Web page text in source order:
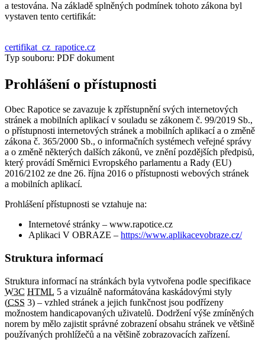
a testována. Na základě splněných podmínek tohoto zákona byl
vystaven tento certifikát:
certifikat_cz_rapotice.cz
Typ souboru: PDF dokument
Prohlášení o přístupnosti
Obec Rapotice se zavazuje k zpřístupnění svých internetových
stránek a mobilních aplikací v souladu se zákonem č. 99/2019 Sb.,
o přístupnosti internetových stránek a mobilních aplikací a o změně
zákona č. 365/2000 Sb., o informačních systémech veřejné správy
a o změně některých dalších zákonů, ve znění pozdějších předpisů,
který provádí Směrnici Evropského parlamentu a Rady (EU)
2016/2102 ze dne 26. října 2016 o přístupnosti webových stránek
a mobilních aplikací.
Prohlášení přístupnosti se vztahuje na:
Internetové stránky – www.rapotice.cz
Aplikaci V OBRAZE – https://www.aplikacevobraze.cz/
Struktura informací
Struktura informací na stránkách byla vytvořena podle specifikace
W3C HTML 5 a vizuálně naformátována kaskádovými styly
(CSS 3) – vzhled stránek a jejich funkčnost jsou podřízeny
možnostem handicapovaných uživatelů. Dodržení výše zmíněných
norem by mělo zajistit správné zobrazení obsahu stránek ve většině
používaných prohlížečů a na většině zobrazovacích zařízení.